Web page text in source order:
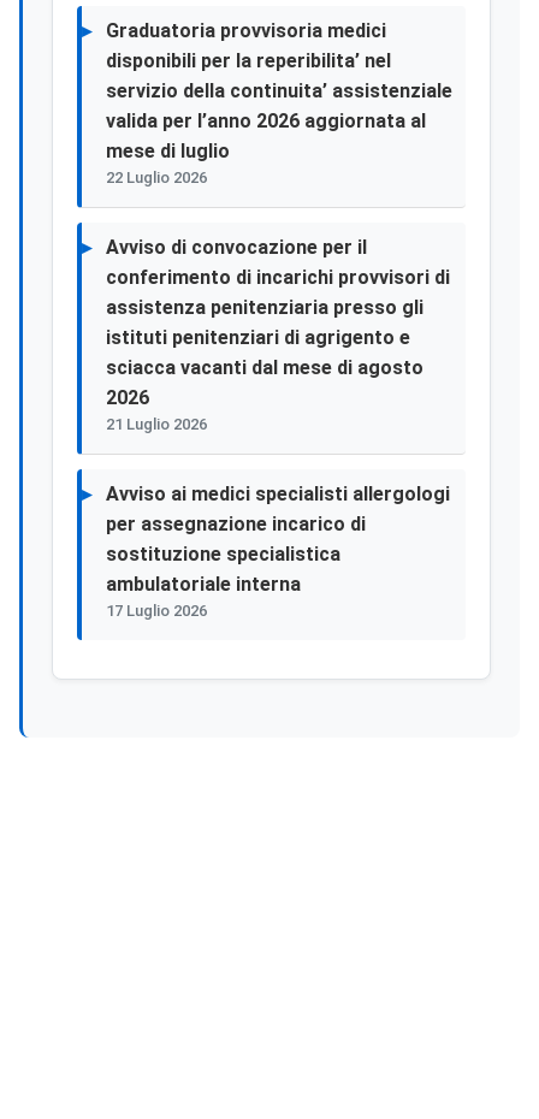
Graduatoria provvisoria medici
disponibili per la reperibilita’ nel
servizio della continuita’ assistenziale
valida per l’anno 2026 aggiornata al
mese di luglio
22 Luglio 2026
Avviso di convocazione per il
conferimento di incarichi provvisori di
assistenza penitenziaria presso gli
istituti penitenziari di agrigento e
sciacca vacanti dal mese di agosto
2026
21 Luglio 2026
Avviso ai medici specialisti allergologi
per assegnazione incarico di
sostituzione specialistica
ambulatoriale interna
17 Luglio 2026